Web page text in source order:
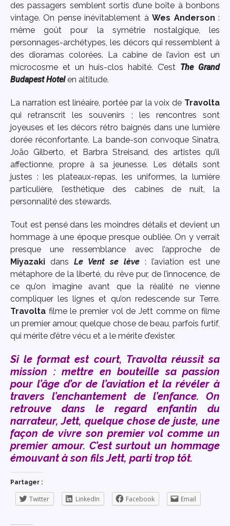
des passagers semblent sortis d’une boîte à bonbons
vintage. On pense inévitablement àWes Anderson :
même goût pour la symétrie nostalgique, les
personnages-archétypes, les décors qui ressemblent à
des dioramas colorées. La cabine de l’avion est un
microcosme et un huis-clos habité. C’est The Grand
Budapest Hotelen altitude.
La narration est linéaire, portée par la voix de Travolta
qui retranscrit les souvenirs ; les rencontres sont
joyeuses et les décors rétro baignés dans une lumière
dorée réconfortante. La bande-son convoque Sinatra,
João Gilberto, et Barbra Streisand, des artistes qu’il
affectionne, propre à sa jeunesse. Les détails sont
justes : les plateaux-repas, les uniformes, la lumière
particulière, l’esthétique des cabines de nuit, la
personnalité des stewards.
Tout est pensé dans les moindres détails et devient un
hommage à une époque presque oubliée. On y verrait
presque une ressemblance avec l’approche de
Miyazaki dans Le Vent se lève : l’aviation est une
métaphore de la liberté, du rêve pur, de l’innocence, de
ce qu’on imagine avant que la réalité ne vienne
compliquer les lignes et qu’on redescende sur Terre.
Travolta filme le premier vol de Jett comme on filme
un premier amour, quelque chose de beau, parfois furtif,
qui mérite d’être vécu et a le mérite d’exister.
Si le format est court, Travolta réussit sa
mission : mettre en bouteille sa passion
pour l’âge d’or de l’aviation et la révéler à
travers l’enchantement de l’enfance. On
retrouve dans le regard enfantin du
narrateur, Jett, quelque chose de juste, une
façon de vivre son premier vol comme un
premier amour. C’est surtout un hommage
émouvant à son fils Jett, parti trop tôt.
Partager :
Twitter LinkedIn Facebook Email